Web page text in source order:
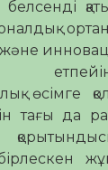
өсімге
тағы да